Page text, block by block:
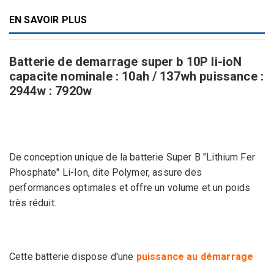
EN SAVOIR PLUS
Batterie de demarrage super b 10P li-ioN
capacite nominale : 10ah / 137wh puissance :
2944w : 7920w
De conception unique de la batterie Super B "Lithium Fer
Phosphate" Li-Ion, dite Polymer, assure des
performances optimales et offre un volume et un poids
très réduit.
Cette batterie dispose d'une puissance au démarrage